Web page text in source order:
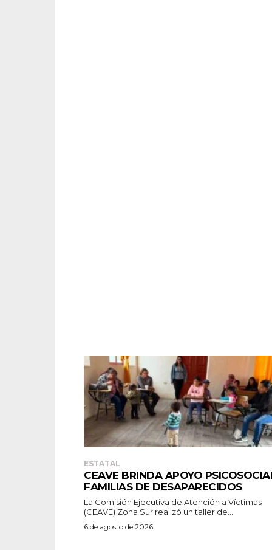
ESTATAL
CEAVE BRINDA APOYO
FAMILIAS DE DESAPARECIDOS
La Comisión Ejecutiva de Atención a Víctimas
(CEAVE) Zona Sur realizó un taller de...
6 de agosto de 2026